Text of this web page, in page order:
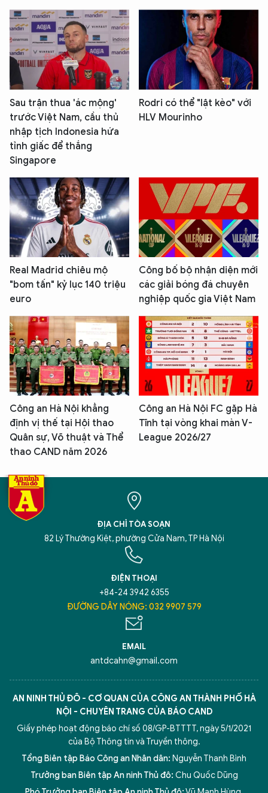
Sau trận thua 'ác mộng'
trước Việt Nam, cầu thủ
nhập tịch Indonesia hứa
tỉnh giấc để thắng
Singapore
Rodri có thể "lật kèo" với
HLV Mourinho
Real Madrid chiêu mộ
"bom tấn" kỷ lục 140 triệu
euro
Công bố bộ nhận diện mới
các giải bóng đá chuyên
nghiệp quốc gia Việt Nam
Công an Hà Nội khẳng
định vị thế tại Hội thao
Quân sự, Võ thuật và Thể
thao CAND năm 2026
Công an Hà Nội FC gặp Hà
Tĩnh tại vòng khai màn V-
League 2026/27
ĐỊA CHỈ TÒA SOẠN
82 Lý Thường Kiệt, phường Cửa Nam, TP Hà Nội
ĐIỆN THOẠI
+84-24 3942 6355
ĐƯỜNG DÂY NÓNG: 032 9907 579
EMAIL
antdcahn@gmail.com
AN NINH THỦ ĐÔ - CƠ QUAN CỦA CÔNG AN THÀNH PHỐ HÀ
NỘI - CHUYÊN TRANG CỦA BÁO CAND
Giấy phép hoạt động báo chí số 08/GP-BTTTT, ngày 5/1/2021
của Bộ Thông tin và Truyền thông.
Tổng Biên tập Báo Công an Nhân dân: Nguyễn Thanh Bình
Trưởng ban Biên tập An ninh Thủ đô: Chu Quốc Dũng